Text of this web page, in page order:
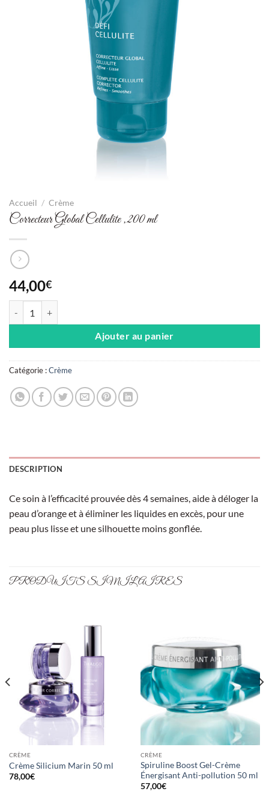
Accueil / Crème
Correcteur Global Cellulite ,200 ml
44,00€
Ajouter au panier
Catégorie :Crème
DESCRIPTION
Ce soin à l’efficacité prouvée dès 4 semaines, aide à déloger la
peau d’orange et à éliminer les liquides en excès, pour une
peau plus lisse et une silhouette moins gonflée.
PRODUITS SIMILAIRES
CRÈME
Crème Silicium Marin 50 ml
78,00€
CRÈME
Spiruline Boost Gel-Crème
Énergisant Anti-pollution 50 ml
57,00€